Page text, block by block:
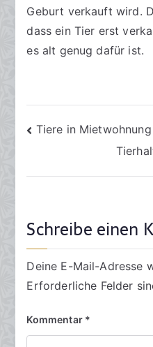
0
2
2
Geburt verkauft wird.
dass ein Tier erst
es alt genug dafür ist.
Tiere in Mietwohnung
Schreibe einen
Deine E-Mail-Adresse
Erforderliche Felder
Kommentar *